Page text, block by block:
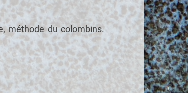
méthode du colombins.